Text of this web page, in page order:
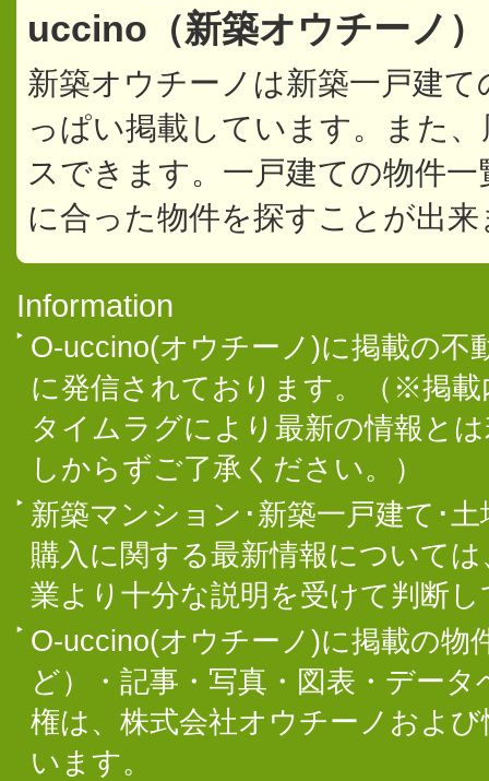
uccino（新築オウチーノ
新築オウチーノは新築一戸建
っぱい掲載しています。また
スできます。一戸建ての物件
に合った物件を探すことが出来
Information
O-uccino(オウチーノ)に掲載の不
に発信されております。（※掲
タイムラグにより最新の情報と
しからずご了承ください。）
新築マンション･新築一戸建て･
購入に関する最新情報について
業より十分な説明を受けて判断
O-uccino(オウチーノ)に掲載の物
ど）・記事・写真・図表・デー
権は、株式会社オウチーノおよ
います。